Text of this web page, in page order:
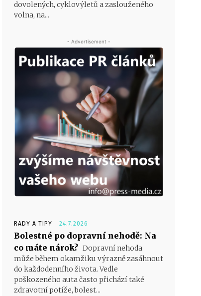
dovolených, cyklovýletů a zaslouženého
volna, na...
- Advertisement -
RADY A TIPY 24.7.2026
Bolestné po dopravní nehodě: Na
co máte nárok? Dopravní nehoda
může během okamžiku výrazně zasáhnout
do každodenního života. Vedle
poškozeného auta často přichází také
zdravotní potíže, bolest...